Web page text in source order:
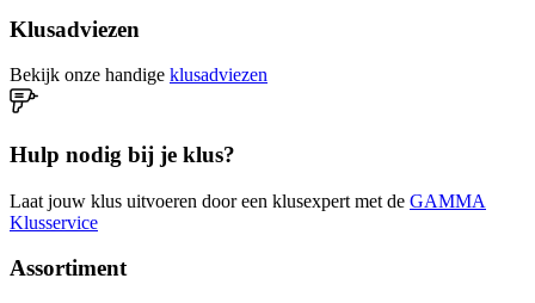
Klusadviezen
Bekijk onze handige klusadviezen
Hulp nodig bij je klus?
Laat jouw klus uitvoeren door een klusexpert met de GAMMA
Klusservice
Assortiment